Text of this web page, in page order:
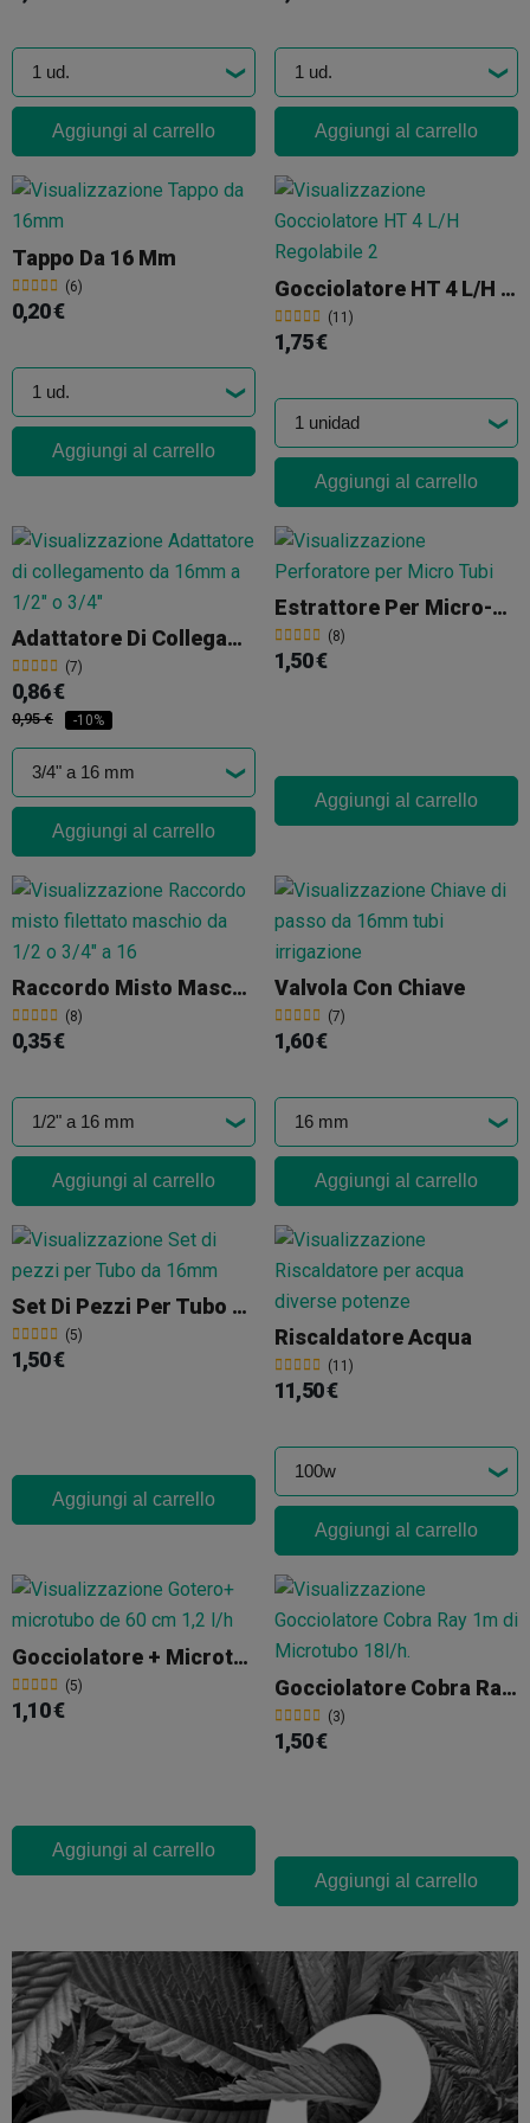
Aggiungi al carrello Aggiungi al carrello
Tappo Da 16 Mm
(6)
0,20 €
Aggiungi al carrello
Gocciolatore HT 4 L/H Regolabile
(11)
1,75 €
Aggiungi al carrello
Adattatore Di Collegamento Da 16mm A 1/2" O 3/4"
(7)
0,86 €
0,95 € -10%
Aggiungi al carrello
Estrattore Per Micro-Tubi
(8)
1,50 €
Aggiungi al carrello
Raccordo Misto Maschio Da 1/2 O 3/4" A 16
(8)
0,35 €
Aggiungi al carrello
Valvola Con Chiave
(7)
1,60 €
Aggiungi al carrello
Set Di Pezzi Per Tubo Da 16mm
(5)
1,50 €
Aggiungi al carrello
Riscaldatore Acqua
(11)
11,50 €
Aggiungi al carrello
Gocciolatore + Microtubo Da 60 Cm 1,2 L/H
(5)
1,10 €
Aggiungi al carrello
Gocciolatore Cobra Ray+ 1m De Microtubo
(3)
1,50 €
Aggiungi al carrello